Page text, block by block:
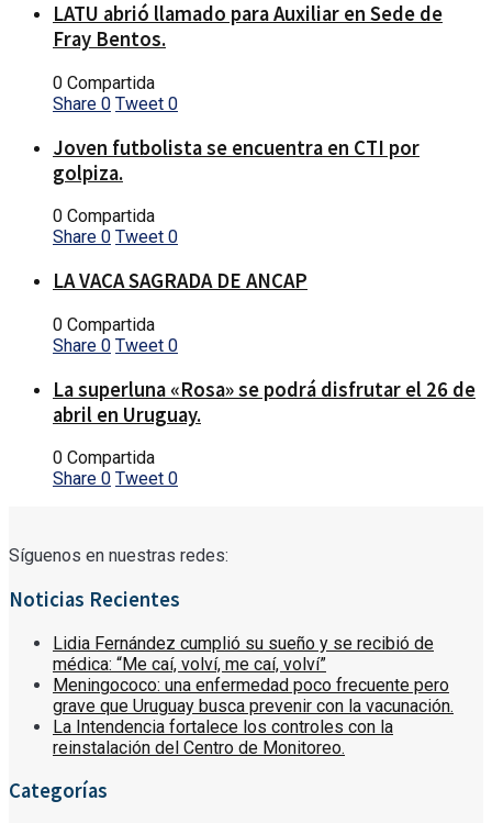
LATU abrió llamado para Auxiliar en Sede de
Fray Bentos.
0 Compartida
Share 0 Tweet 0
Joven futbolista se encuentra en CTI por
golpiza.
0 Compartida
Share 0 Tweet 0
LA VACA SAGRADA DE ANCAP
0 Compartida
Share 0 Tweet 0
La superluna «Rosa» se podrá disfrutar el 26 de
abril en Uruguay.
0 Compartida
Share 0 Tweet 0
Síguenos en nuestras redes:
Noticias Recientes
Lidia Fernández cumplió su sueño y se recibió de
médica: “Me caí, volví, me caí, volví”
Meningococo: una enfermedad poco frecuente pero
grave que Uruguay busca prevenir con la vacunación.
La Intendencia fortalece los controles con la
reinstalación del Centro de Monitoreo.
Categorías